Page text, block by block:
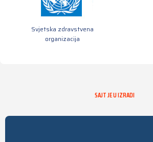
Svjetska zdravstvena
organizacija
SAJT JE U IZRADI